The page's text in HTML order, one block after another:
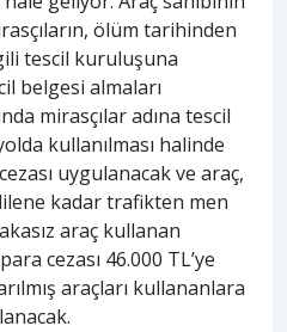
ölüm tarihinden
tescil kuruluşuna
belgesi almaları
mirasçılar adına tescil
kullanılması halinde
uygulanacak ve araç,
kadar trafikten men
araç kullanan
cezası 46.000 TL’ye
araçları kullananlara